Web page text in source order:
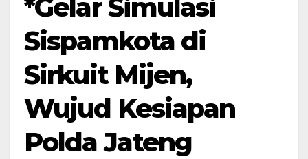
*Gelar Simulasi
Sispamkota di
Sirkuit Mijen,
Wujud Kesiapan
Polda Jateng